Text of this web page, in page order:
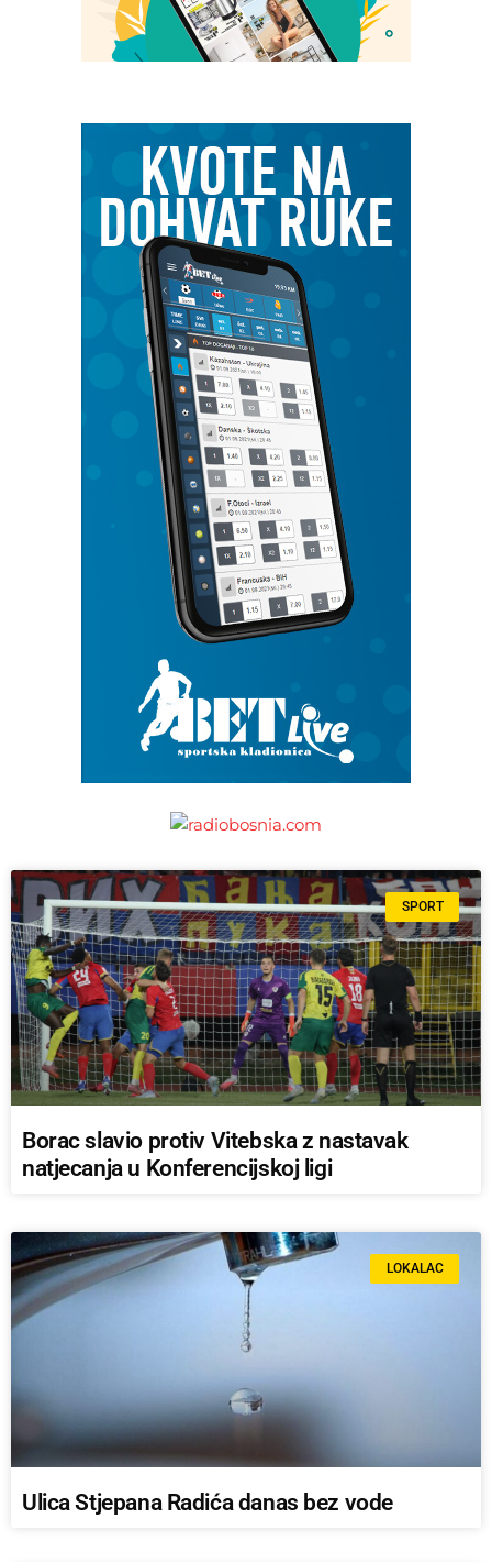
SPORT
Borac slavio protiv Vitebska z nastavak
natjecanja u Konferencijskoj ligi
LOKALAC
Ulica Stjepana Radića danas bez vode